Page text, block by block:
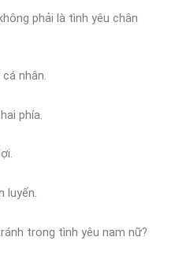
phải là tình yêu chân
nhân.
phía.
luyến.
trong tình yêu nam nữ?